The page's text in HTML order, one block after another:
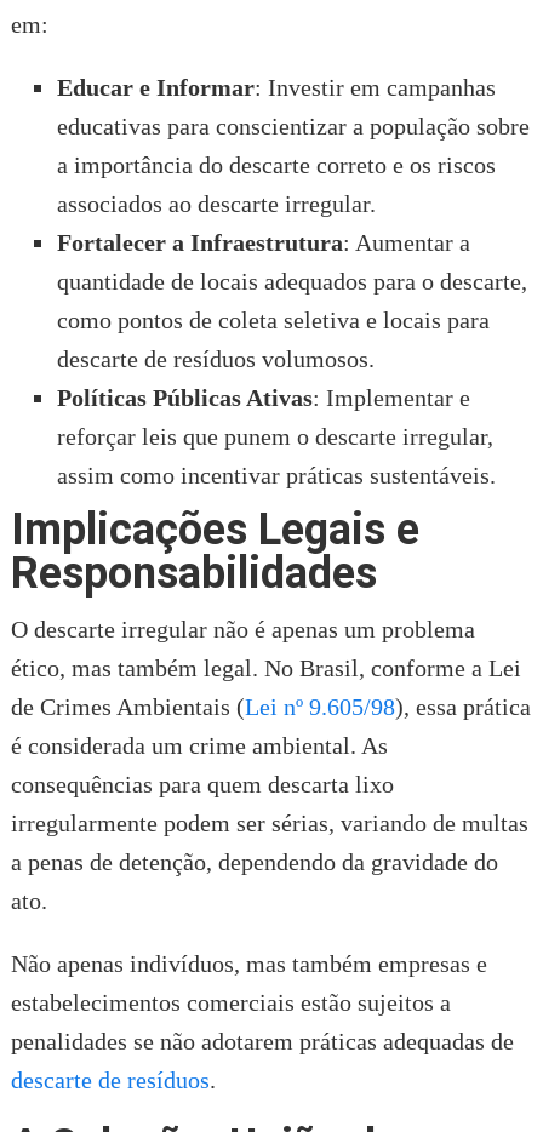
em:
Educar e Informar: Investir em campanhas
educativas para conscientizar a população sobre
a importância do descarte correto e os riscos
associados ao descarte irregular.
Fortalecer a Infraestrutura: Aumentar a
quantidade de locais adequados para o descarte,
como pontos de coleta seletiva e locais para
descarte de resíduos volumosos.
Políticas Públicas Ativas: Implementar e
reforçar leis que punem o descarte irregular,
assim como incentivar práticas sustentáveis.
Implicações Legais e
Responsabilidades
O descarte irregular não é apenas um problema
ético, mas também legal. No Brasil, conforme a Lei
de Crimes Ambientais (Lei nº 9.605/98), essa prática
é considerada um crime ambiental. As
consequências para quem descarta lixo
irregularmente podem ser sérias, variando de multas
a penas de detenção, dependendo da gravidade do
ato.
Não apenas indivíduos, mas também empresas e
estabelecimentos comerciais estão sujeitos a
penalidades se não adotarem práticas adequadas de
descarte de resíduos.